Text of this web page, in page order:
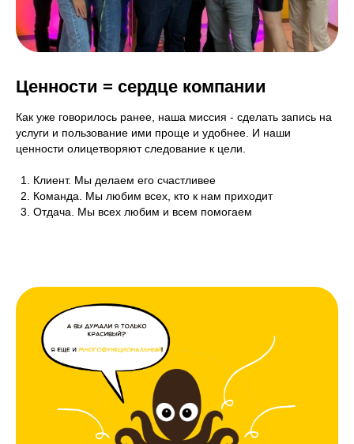
Ценности = сердце компании
Как уже говорилось ранее, наша миссия - сделать запись на
услуги и пользование ими проще и удобнее. И наши
ценности олицетворяют следование к цели.
Клиент. Мы делаем его счастливее
Команда. Мы любим всех, кто к нам приходит
Отдача. Мы всех любим и всем помогаем